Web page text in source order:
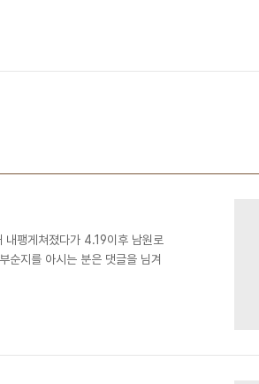
팽게쳐졌다가 4.19이후 남원로
순지를 아시는 분은 댓글을 님겨